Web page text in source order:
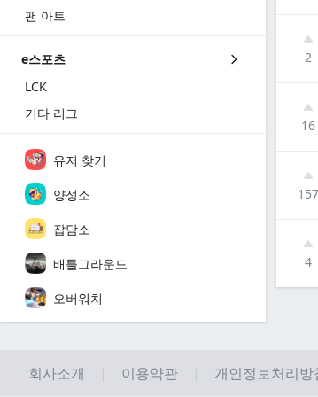
팬 아트
e스포츠
LCK
기타 리그
유저 찾기
양성소
잡담소
배틀그라운드
오버워치
2
16
157
4
회사소개 이용약관 개인정보처리방